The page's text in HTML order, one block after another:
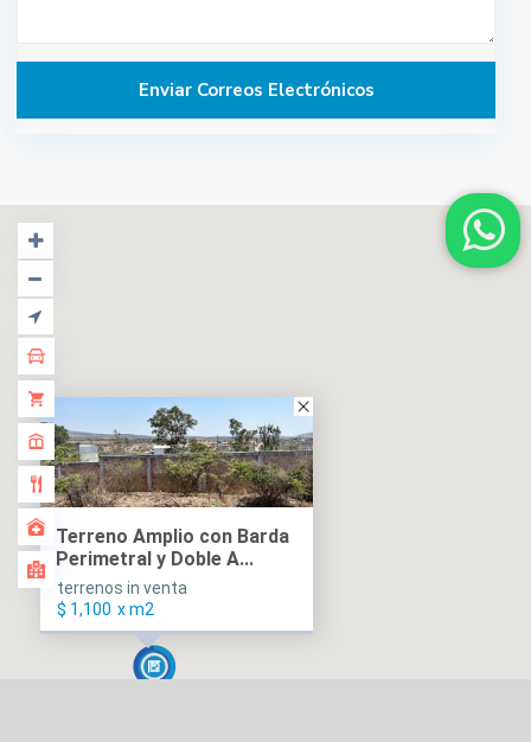
Terreno Amplio con Barda
Perimetral y Doble A...
terrenos in venta
$ 1,100 x m2